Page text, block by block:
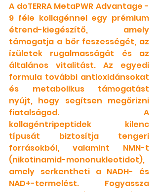
A doTERRA MetaPWR Advantage -
9 féle kollagénnel egy prémium
étrend-kiegészítő, amely
támogatja a bőr feszességét, az
ízületek rugalmasságát és az
általános vitalitást. Az egyedi
formula további antioxidánsokat
és metabolikus támogatást
nyújt, hogy segítsen megőrizni
fiatalságod. A
kollagéntripeptidek kilenc
típusát biztosítja tengeri
forrásokból, valamint NMN-t
(nikotinamid-mononukleotidot),
amely serkentheti a NADH- és
NAD+-termelést. Fogyassza